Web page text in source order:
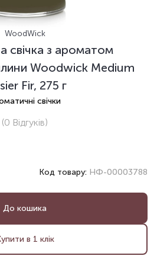
WoodWick
свічка з ароматом
Woodwick Medium
Fir, 275 г
свічки
(0 Відгуків)
Код товару: НФ-00003788
До кошика
в 1 клік